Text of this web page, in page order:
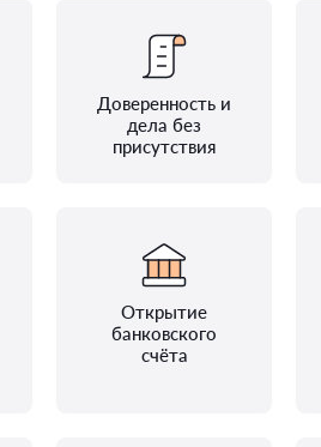
Доверенность и
дела без
присутствия
Открытие
банковского
счёта